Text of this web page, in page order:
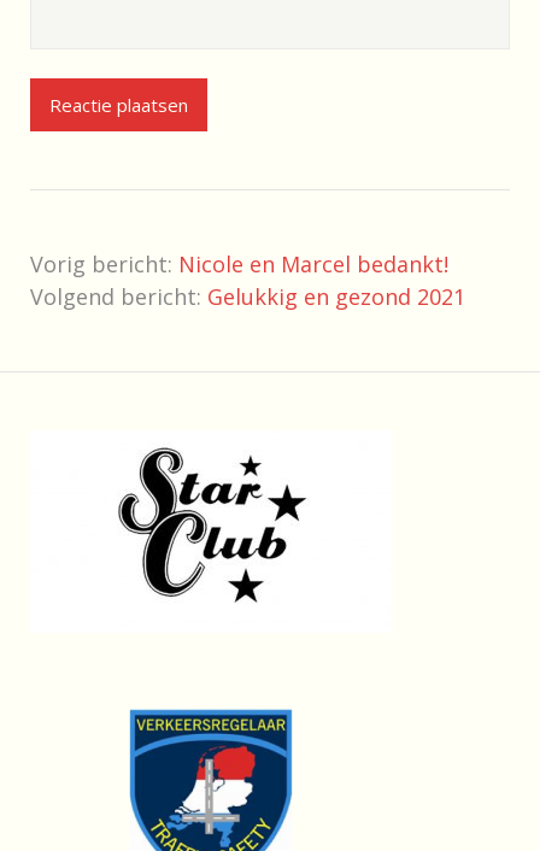
Vorig bericht: Nicole en Marcel bedankt!
Volgend bericht: Gelukkig en gezond 2021